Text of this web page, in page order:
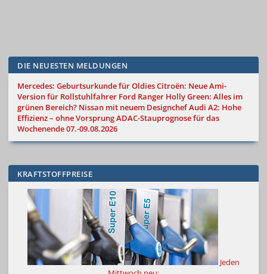
DIE NEUESTEN MELDUNGEN
Mercedes: Geburtsurkunde für OldiesCitroën: Neue Ami-
Version für Rollstuhlfahrer Ford Ranger Holly Green: Alles im
grünen Bereich? Nissan mit neuem DesignchefAudi A2: Hohe
Effizienz – ohne VorsprungADAC-Stauprognose für das
Wochenende 07.-09.08.2026
KRAFTSTOFFPREISE
Jeden